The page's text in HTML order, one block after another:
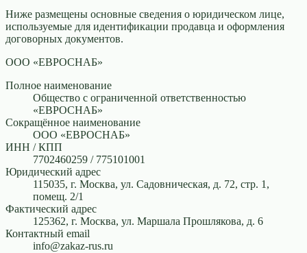
Ниже размещены основные сведения о юридическом лице,
используемые для идентификации продавца и оформления
договорных документов.
ООО «ЕВРОСНАБ»
Полное наименование
Общество с ограниченной ответственностью
«ЕВРОСНАБ»
Сокращённое наименование
ООО «ЕВРОСНАБ»
ИНН / КПП
7702460259 / 775101001
Юридический адрес
115035, г. Москва, ул. Садовническая, д. 72, стр. 1,
помещ. 2/1
Фактический адрес
125362, г. Москва, ул. Маршала Прошлякова, д. 6
Контактный email
info@zakaz-rus.ru